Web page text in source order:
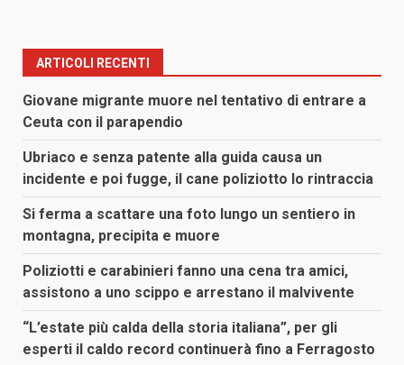
ARTICOLI RECENTI
Giovane migrante muore nel tentativo di entrare a
Ceuta con il parapendio
Ubriaco e senza patente alla guida causa un
incidente e poi fugge, il cane poliziotto lo rintraccia
Si ferma a scattare una foto lungo un sentiero in
montagna, precipita e muore
Poliziotti e carabinieri fanno una cena tra amici,
assistono a uno scippo e arrestano il malvivente
“L’estate più calda della storia italiana”, per gli
esperti il caldo record continuerà fino a Ferragosto